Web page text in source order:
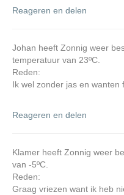
Reageren en delen
Johan heeft Zonnig weer
temperatuur van 23ºC.
Reden:
Ik wel zonder jas en wanten
Reageren en delen
Klamer heeft Zonnig weer
van -5ºC.
Reden:
Graag vriezen want ik heb